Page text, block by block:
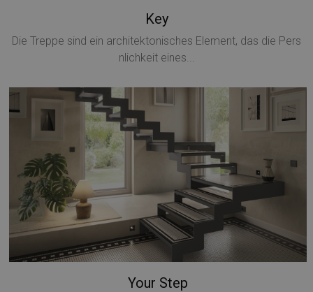
Key
Die Treppe sind ein architektonisches Element, das die Pers
nlichkeit eines...
Your Step